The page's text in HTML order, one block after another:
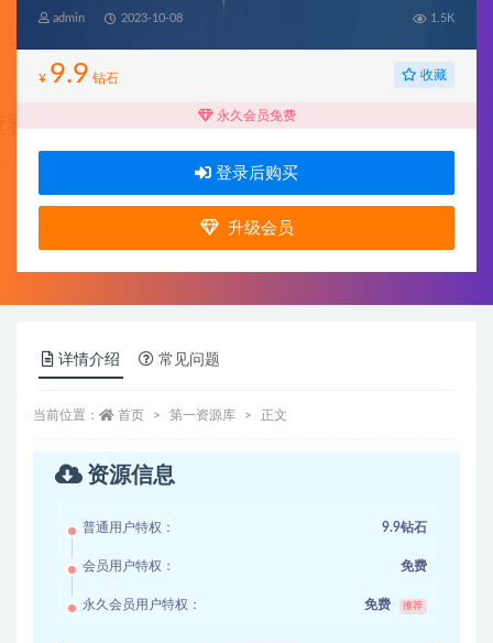
admin 2023-10-08 1.5K
¥ 9.9 钻石 收藏
永久会员免费
登录后购买
升级会员
详情介绍 常见问题
当前位置： 首页 第一资源库 正文
资源信息
普通用户特权： 9.9钻石
会员用户特权： 免费
永久会员用户特权： 免费 推荐